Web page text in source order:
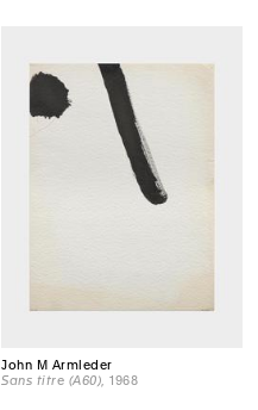
John M Armleder
Sans titre (A60) , 1968